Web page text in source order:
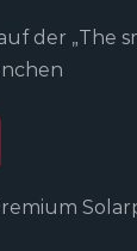
der „The